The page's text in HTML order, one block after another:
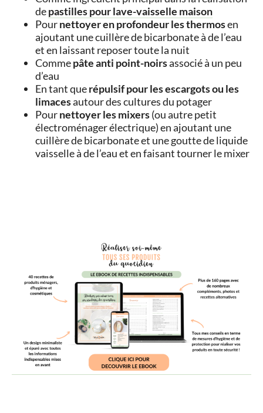
depastilles pour lave-vaisselle maison
Pournettoyer en profondeur les thermosen
ajoutant une cuillère de bicarbonate à de l’eau
et en laissant reposer toute la nuit
Commepâte anti point-noirsassocié à un peu
d’eau
En tant querépulsif pour les escargots ou les
limacesautour des cultures du potager
Pournettoyer les mixers(ou autre petit
électroménager électrique) en ajoutant une
cuillère de bicarbonate et une goutte de liquide
vaisselle à de l’eau et en faisant tourner le mixer